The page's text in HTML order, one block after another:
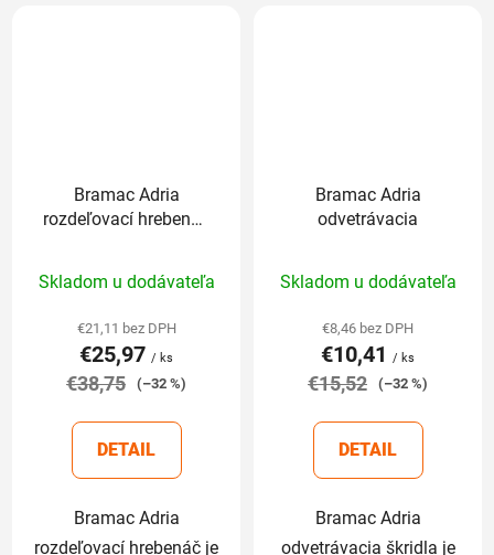
Bramac Adria
rozdeľovací hrebenáč
hodnotenie
produktu
je
4,8
5
hviezdičiek.
Skladom u dodávateľa
€21,11 bez DPH
€25,97 / ks
€38,75 (–32 %)
DETAIL
Bramac Adria
rozdeľovací hrebenáč je
Bramac Adria
odvetrávacia
hodnotenie
produktu
je
5,0
5
hviezdičiek.
Skladom u dodávateľa
€8,46 bez DPH
€10,41 / ks
€15,52 (–32 %)
DETAIL
Bramac Adria
odvetrávacia škridla je